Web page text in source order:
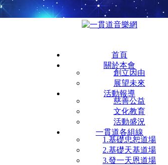
首頁
關於本會
創立因由
展望未來
活動報導
慈善公益
文化教育
活動盛況
一貫道各組線
1.基礎忠恕道場
2.基礎天基道場
3.發一天恩道場